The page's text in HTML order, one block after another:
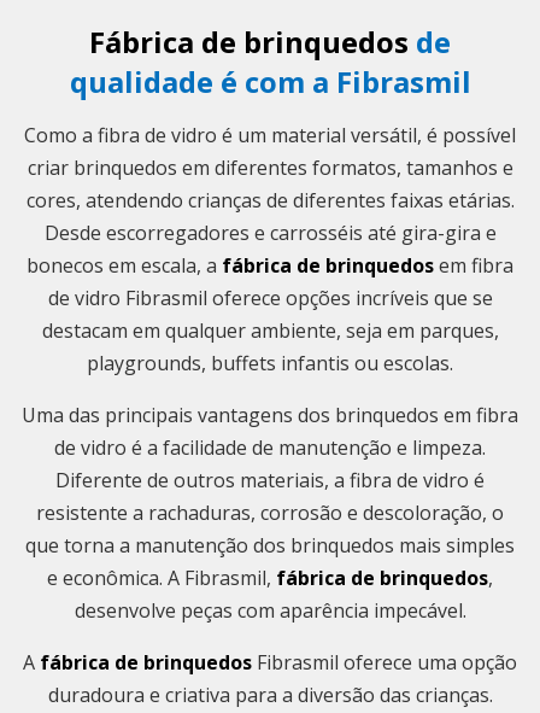
Fábrica de brinquedos de
qualidade é com a Fibrasmil
Como a fibra de vidro é um material versátil, é possível
criar brinquedos em diferentes formatos, tamanhos e
cores, atendendo crianças de diferentes faixas etárias.
Desde escorregadores e carrosséis até gira-gira e
bonecos em escala, a fábrica de brinquedosem fibra
de vidro Fibrasmil oferece opções incríveis que se
destacam em qualquer ambiente, seja em parques,
playgrounds, buffets infantis ou escolas.
Uma das principais vantagens dos brinquedos em fibra
de vidro é a facilidade de manutenção e limpeza.
Diferente de outros materiais, a fibra de vidro é
resistente a rachaduras, corrosão e descoloração, o
que torna a manutenção dos brinquedos mais simples
e econômica. A Fibrasmil, fábrica de brinquedos,
desenvolve peças com aparência impecável.
A fábrica de brinquedos Fibrasmil oferece uma opção
duradoura e criativa para a diversão das crianças.